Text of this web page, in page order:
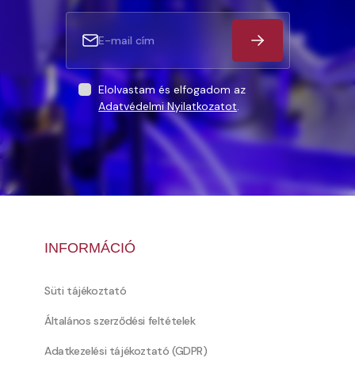
Elolvastam és elfogadom az
Adatvédelmi Nyilatkozatot.
INFORMÁCIÓ
Süti tájékoztató
Általános szerződési feltételek
Adatkezelési tájékoztató (GDPR)